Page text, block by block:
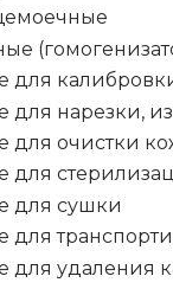
для
для нарезки,
для очистки
для
для сушки
для
для удаления